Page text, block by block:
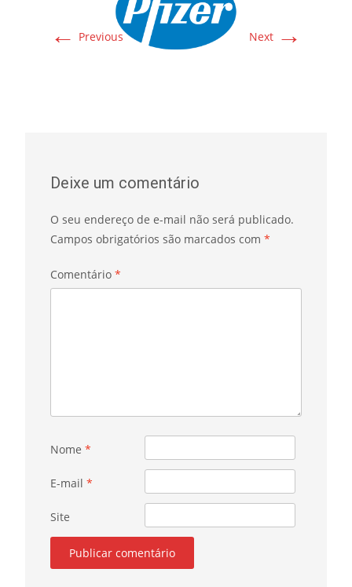
← Previous Next →
Deixe um comentário
O seu endereço de e-mail não será publicado.
Campos obrigatórios são marcados com *
Comentário *
Nome *
E-mail *
Site